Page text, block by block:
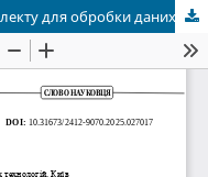
Аналіз застосування штучного інтелекту для обробки даних 3D-сканування